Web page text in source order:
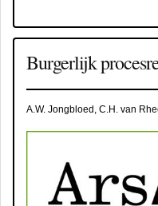
Burgerlijk
A.W. Jongbloed, C.H. van